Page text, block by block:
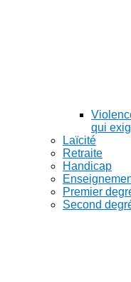
qui
Laïcité
Retraite
Handicap
Premier
Second